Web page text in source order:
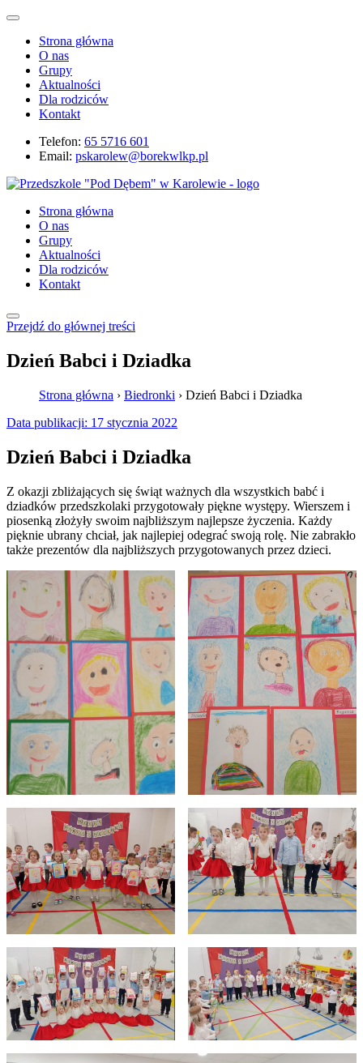
Strona główna
O nas
Grupy
Aktualności
Dla rodziców
Kontakt
Telefon: 65 5716 601
Email: pskarolew@borekwlkp.pl
Strona główna
O nas
Grupy
Aktualności
Dla rodziców
Kontakt
Przejdź do głównej treści
Dzień Babci i Dziadka
Strona główna › Biedronki › Dzień Babci i Dziadka
Data publikacji: 17 stycznia 2022
Dzień Babci i Dziadka
Z okazji zbliżających się świąt ważnych dla wszystkich babć i
dziadków przedszkolaki przygotowały piękne występy. Wierszem i
piosenką złożyły swoim najbliższym najlepsze życzenia. Każdy
pięknie ubrany chciał, jak najlepiej odegrać swoją rolę. Nie zabrakło
także prezentów dla najbliższych przygotowanych przez dzieci.